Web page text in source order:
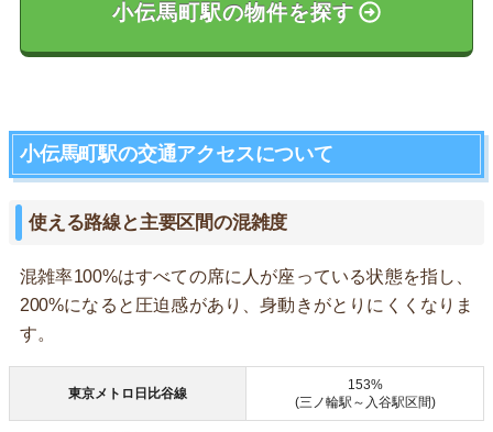
小伝馬町駅の物件を探す
小伝馬町駅の交通アクセスについて
使える路線と主要区間の混雑度
混雑率100%はすべての席に人が座っている状態を指し、
200%になると圧迫感があり、身動きがとりにくくなりま
す。
東京メトロ日比谷線
153%
(三ノ輪駅～入谷駅区間)